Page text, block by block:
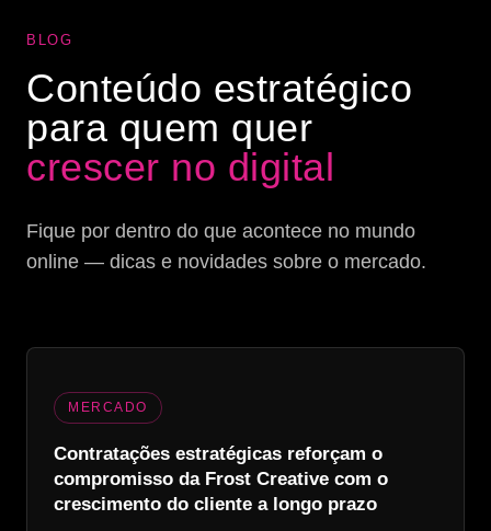
BLOG
Conteúdo estratégico
para quem quer
crescer no digital
Fique por dentro do que acontece no mundo
online — dicas e novidades sobre o mercado.
MERCADO
Contratações estratégicas reforçam o
compromisso da Frost Creative com o
crescimento do cliente a longo prazo